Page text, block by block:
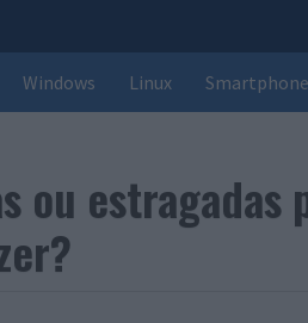
Windows Linux
ou estragadas